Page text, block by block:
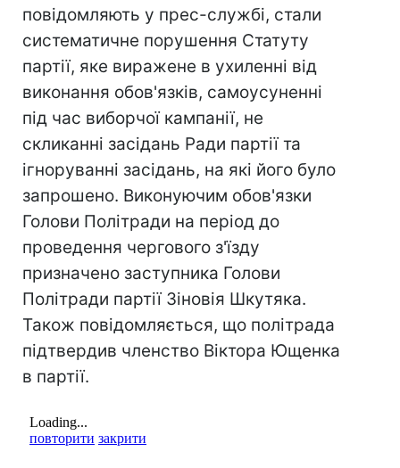
повідомляють у прес-службі, стали
систематичне порушення Статуту
партії, яке виражене в ухиленні від
виконання обов'язків, самоусуненні
під час виборчої кампанії, не
скликанні засідань Ради партії та
ігноруванні засідань, на які його було
запрошено. Виконуючим обов'язки
Голови Політради на період до
проведення чергового з'їзду
призначено заступника Голови
Політради партії Зіновія Шкутяка.
Також повідомляється, що політрада
підтвердив членство Віктора Ющенка
в партії.